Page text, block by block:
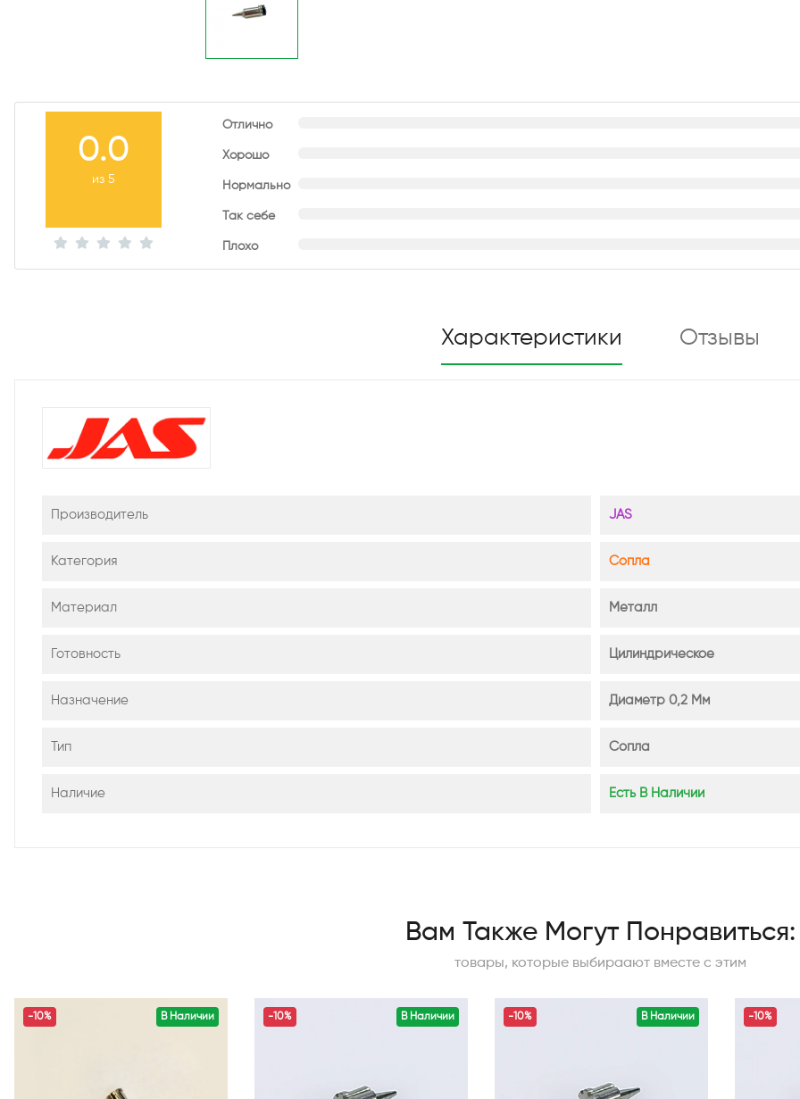
0.0
из 5
Отлично
Хорошо
Нормально
Так себе
Плохо
Характеристики Отзывы
Производитель JAS
Категория Сопла
Материал Металл
Готовность Цилиндрическое
Назначение Диаметр 0,2 Мм
Тип Сопла
Наличие Есть В Наличии
Вам Также Могут Понравиться:
товары, которые выбираают вместе с этим
В Наличии
-10% В Наличии
-10% В Наличии
-10% -10%